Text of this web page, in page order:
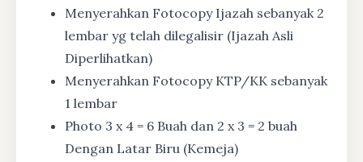
Menyerahkan Fotocopy Ijazah sebanyak 2
lembar yg telah dilegalisir (Ijazah Asli
Diperlihatkan)
Menyerahkan Fotocopy KTP/KK sebanyak
1 lembar
Photo 3 x 4 = 6 Buah dan 2 x 3 = 2 buah
Dengan Latar Biru (Kemeja)